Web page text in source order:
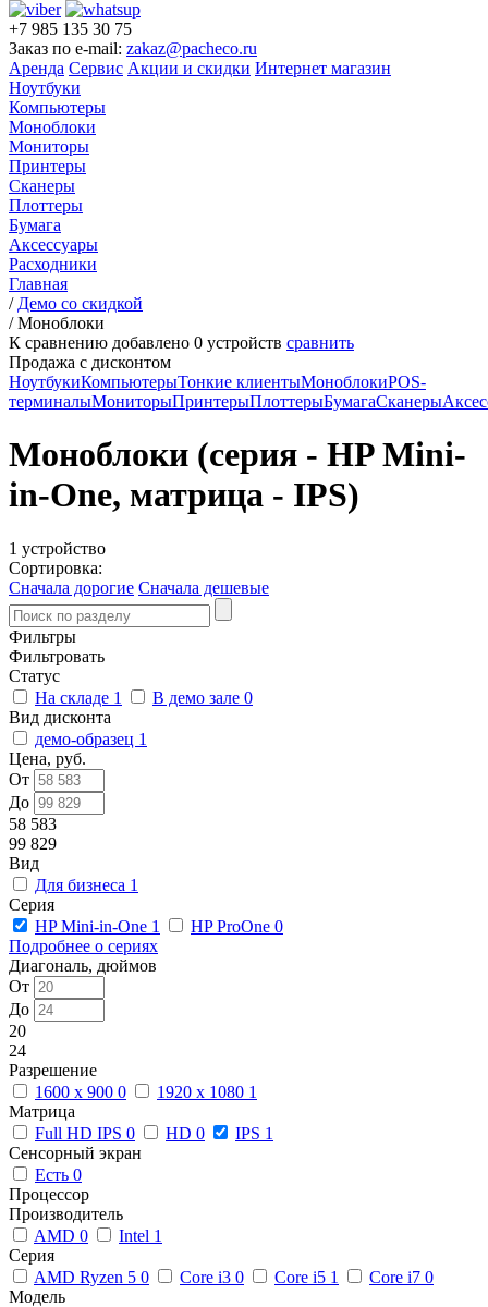
+7 985 135 30 75
Заказ по e-mail: zakaz@pacheco.ru
Аренда Сервис Акции и скидки Интернет магазин
Ноутбуки
Компьютеры
Моноблоки
Мониторы
Принтеры
Сканеры
Плоттеры
Бумага
Аксессуары
Расходники
Главная
/ Демо со скидкой
/Моноблоки
К сравнению добавлено 0 устройств сравнить
Продажа с дисконтом
НоутбукиКомпьютерыТонкие клиентыМоноблокиPOS-
терминалыМониторыПринтерыПлоттерыБумагаСканеры
Моноблоки (серия - HP Mini-
in-One, матрица - IPS)
1 устройство
Сортировка:
Сначала дорогие Сначала дешевые
Фильтры
Фильтровать
Статус
На складе 1 В демо зале 0
Вид дисконта
демо-образец 1
Цена, руб.
От
До
58 583
99 829
Вид
Для бизнеса 1
Серия
HP Mini-in-One 1 HP ProOne 0
Подробнее о сериях
Диагональ, дюймов
От
До
20
24
Разрешение
1600 x 900 0 1920 x 1080 1
Матрица
Full HD IPS 0 HD 0 IPS 1
Сенсорный экран
Есть 0
Процессор
Производитель
AMD 0 Intel 1
Серия
AMD Ryzen 5 0 Core i3 0 Core i5 1 Core i7 0
Модель